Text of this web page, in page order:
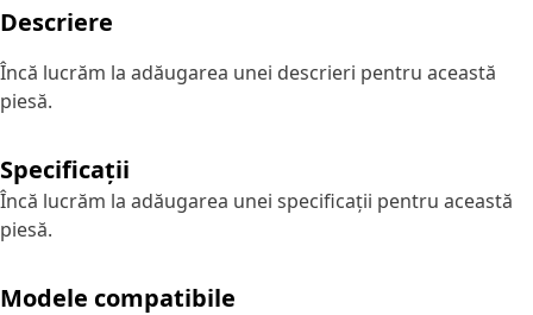
Descriere
Încă lucrăm la adăugarea unei descrieri pentru această
piesă.
Specificații
Încă lucrăm la adăugarea unei specificații pentru această
piesă.
Modele compatibile